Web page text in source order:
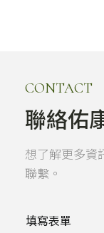
CONTACT
聯絡佑
想了解更多資
聯繫。
填寫表單